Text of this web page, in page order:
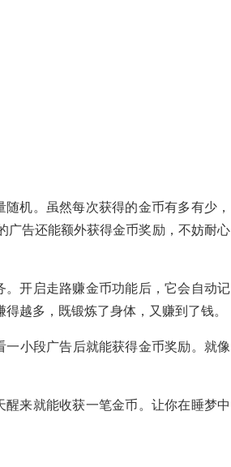
机。虽然每次获得的金币有多有少，
广告还能额外获得金币奖励，不妨耐心
开启走路赚金币功能后，它会自动记
越多，既锻炼了身体，又赚到了钱。
小段广告后就能获得金币奖励。就像
来就能收获一笔金币。让你在睡梦中